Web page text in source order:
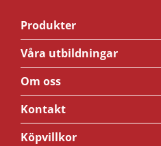
Produkter
Våra utbildningar
Om oss
Kontakt
Köpvillkor